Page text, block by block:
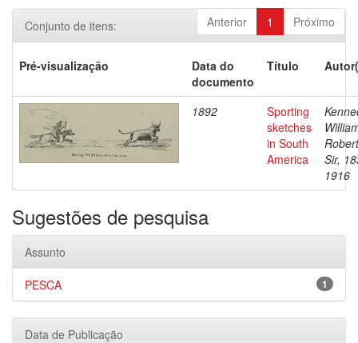
Anterior 1 Próximo
Conjunto de itens:
Pré-visualização
Data do
documento
Título
1892
Sporting
sketches
in South
America
Sir,
1916
Sugestões de pesquisa
Assunto
1
PESCA
Data de Publicação